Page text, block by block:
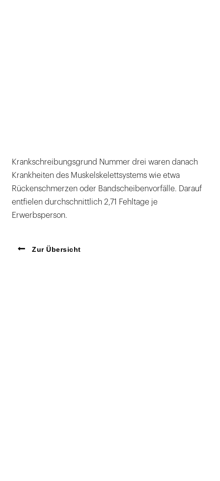
Krankschreibungsgrund Nummer drei waren danach
Krankheiten des Muskelskelettsystems wie etwa
Rückenschmerzen oder Bandscheibenvorfälle. Darauf
entfielen durchschnittlich 2,71 Fehltage je
Erwerbsperson.
Zur Übersicht